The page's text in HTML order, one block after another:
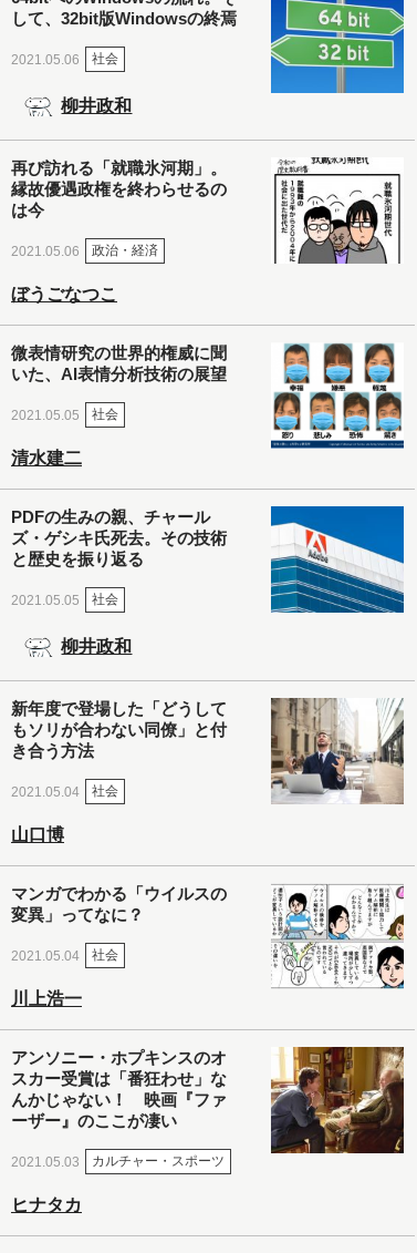
して、32bit版Windowsの終焉
2021.05.06 社会
柳井政和
再び訪れる「就職氷河期」。
縁故優遇政権を終わらせるの
は今
2021.05.06 政治・経済
ぼうごなつこ
微表情研究の世界的権威に聞
いた、AI表情分析技術の展望
2021.05.05 社会
清水建二
PDFの生みの親、チャール
ズ・ゲシキ氏死去。その技術
と歴史を振り返る
2021.05.05 社会
柳井政和
新年度で登場した「どうして
もソリが合わない同僚」と付
き合う方法
2021.05.04 社会
山口博
マンガでわかる「ウイルスの
変異」ってなに？
2021.05.04 社会
川上浩一
アンソニー・ホプキンスのオ
スカー受賞は「番狂わせ」な
んかじゃない！ 映画『ファ
ーザー』のここが凄い
2021.05.03 カルチャー・スポーツ
ヒナタカ